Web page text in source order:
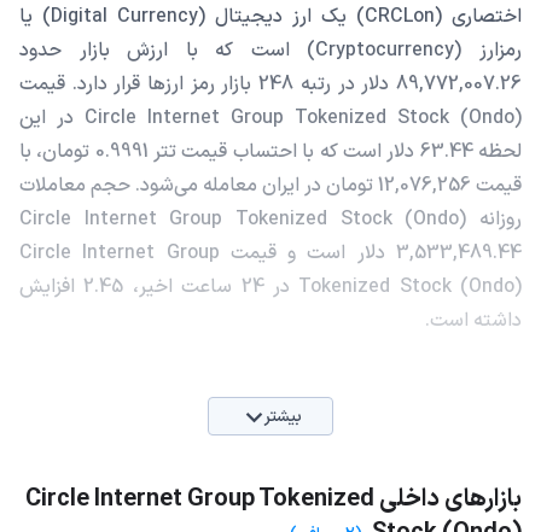
اختصاری (CRCLon) یک ارز دیجیتال (Digital Currency) یا
رمزارز (Cryptocurrency) است که با ارزش بازار حدود
89,772,007.26 دلار در رتبه 248 بازار رمز ارزها قرار دارد. قیمت
Circle Internet Group Tokenized Stock (Ondo) در این
لحظه 63.44 دلار است که با احتساب قیمت تتر 0.9991 تومان، با
قیمت 12,076,256 تومان در ایران معامله می‌شود. حجم معاملات
روزانه Circle Internet Group Tokenized Stock (Ondo)
3,533,489.44 دلار است و قیمت Circle Internet Group
Tokenized Stock (Ondo) در 24 ساعت اخیر، 2.45 افزایش
داشته است.
بیشتر
بازارهای داخلی Circle Internet Group Tokenized